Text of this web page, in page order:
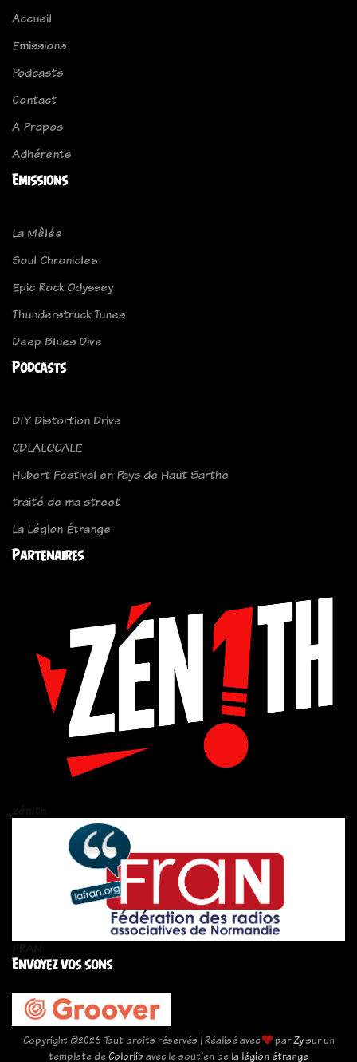
Accueil
Emissions
Podcasts
Contact
A Propos
Adhérents
Emissions
La Mêlée
Soul Chronicles
Epic Rock Odyssey
Thunderstruck Tunes
Deep Blues Dive
Podcasts
DIY Distortion Drive
CDLALOCALE
Hubert Festival en Pays de Haut Sarthe
traité de ma street
La Légion Étrange
Partenaires
Envoyez vos sons
Copyright ©2026 Tout droits réservés | Réalisé avec parZysur un
template deColorlibavec le soutien de la légion étrange